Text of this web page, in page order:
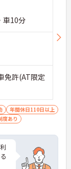
車10分
免許(AT限定
年間休日110日以上
度あり